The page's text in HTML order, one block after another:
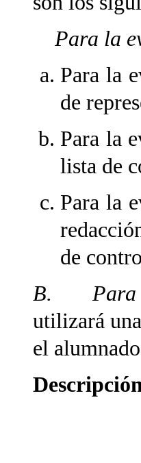
Para la
Para la
de
Para la
lista de
Para la
de
B. Para la
utilizará
el